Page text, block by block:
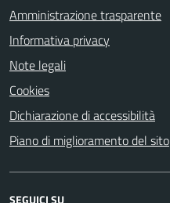
Amministrazione trasparente
Informativa privacy
Note legali
Cookies
Dichiarazione di accessibilità
Piano di miglioramento del sito
SEGUICI SU